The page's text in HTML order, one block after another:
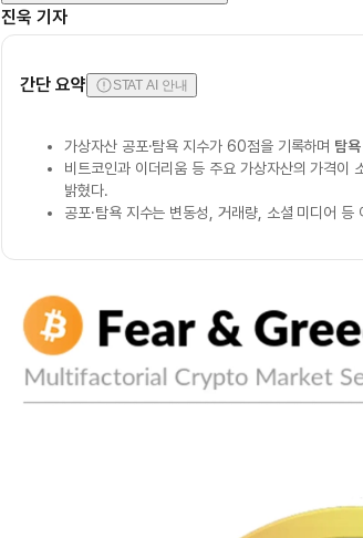
진욱 기자
간단 요약 STAT AI 안내
가상자산 공포·탐욕 지수가 60점을 기록하며 탐욕
비트코인과 이더리움 등 주요 가상자산의 가격이
밝혔다.
공포·탐욕 지수는 변동성, 거래량, 소셜 미디어